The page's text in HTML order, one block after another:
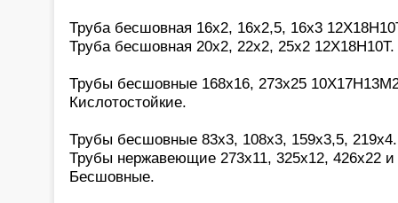
Труба бесшовная 16х2, 16х2,5, 16х3
Труба бесшовная 20х2, 22х2, 25х2 12Х18Н10Т.
Трубы бесшовные 168х16, 273х25
Кислотостойкие.
Трубы бесшовные 83х3, 108х3, 159х3,5,
Трубы нержавеющие 273х11, 325х12, 426х22 и
Бесшовные.